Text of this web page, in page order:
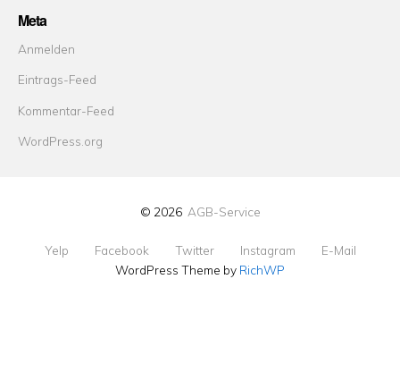
Meta
Anmelden
Eintrags-Feed
Kommentar-Feed
WordPress.org
© 2026 AGB-Service
Yelp Facebook Twitter Instagram
E-Mail
WordPress Theme by RichWP